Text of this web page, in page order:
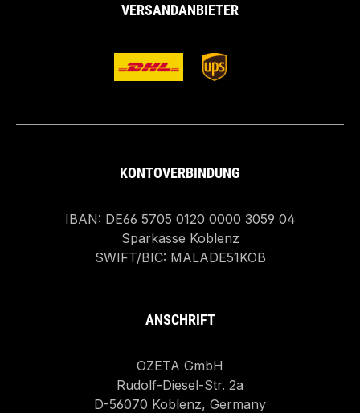
VERSANDANBIETER
KONTOVERBINDUNG
IBAN: DE66 5705 0120 0000 3059 04
Sparkasse Koblenz
SWIFT/BIC: MALADE51KOB
ANSCHRIFT
OZETA GmbH
Rudolf-Diesel-Str. 2a
D-56070 Koblenz, Germany